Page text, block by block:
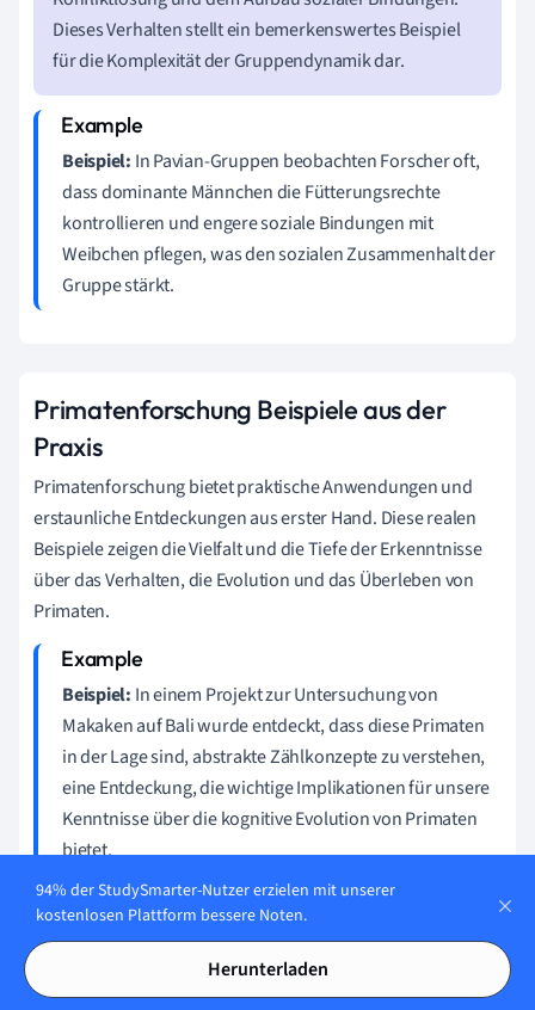
Dieses Verhalten stellt ein bemerkenswertes Beispiel
für die Komplexität der Gruppendynamik dar.
Beispiel: In Pavian-Gruppen beobachten Forscher oft,
dass dominante Männchen die Fütterungsrechte
kontrollieren und engere soziale Bindungen mit
Weibchen pflegen, was den sozialen Zusammenhalt der
Gruppe stärkt.
Primatenforschung Beispiele aus der
Praxis
Primatenforschung bietet praktische Anwendungen und
erstaunliche Entdeckungen aus erster Hand. Diese realen
Beispiele zeigen die Vielfalt und die Tiefe der Erkenntnisse
über das Verhalten, die Evolution und das Überleben von
Primaten.
Beispiel: In einem Projekt zur Untersuchung von
Makaken auf Bali wurde entdeckt, dass diese Primaten
in der Lage sind, abstrakte Zählkonzepte zu verstehen,
eine Entdeckung, die wichtige Implikationen für unsere
Kenntnisse über die kognitive Evolution von Primaten
bietet.
Primatenforschung hat gezeigt, dass der Einsatz von
Werkzeugen nicht auf Menschen beschränkt ist – auch
94% der StudySmarter-Nutzer erzielen mit unserer
kostenlosen Plattform bessere Noten.
Herunterladen